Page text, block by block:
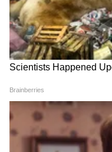
Room Makeover:
लुक, फक्त ३०० रुपयांत होईल
3